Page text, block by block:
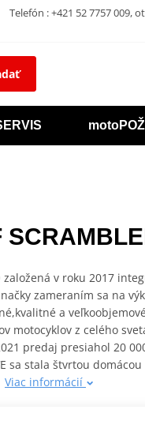
Telefón : +421 52 7757 009,
založená v roku 2017
zameraním sa na
a
motocyklov z celého
predaj presiahol 20
sa stala štvrtou
Viac informácií